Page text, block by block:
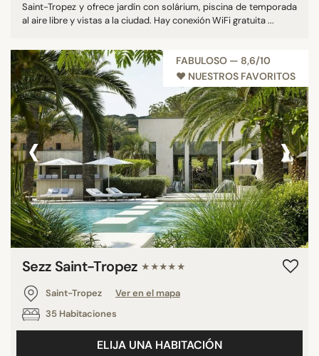
Saint-Tropez y ofrece jardín con solárium, piscina de temporada
al aire libre y vistas a la ciudad. Hay conexión WiFi gratuita ...
FABULOSO — 8,6/10
♥︎ NUESTROS FAVORITOS
‹ ›
Sezz Saint-Tropez ★★★★★
Saint-Tropez
Ver en el mapa
35 Habitaciones
ELIJA UNA HABITACIÓN